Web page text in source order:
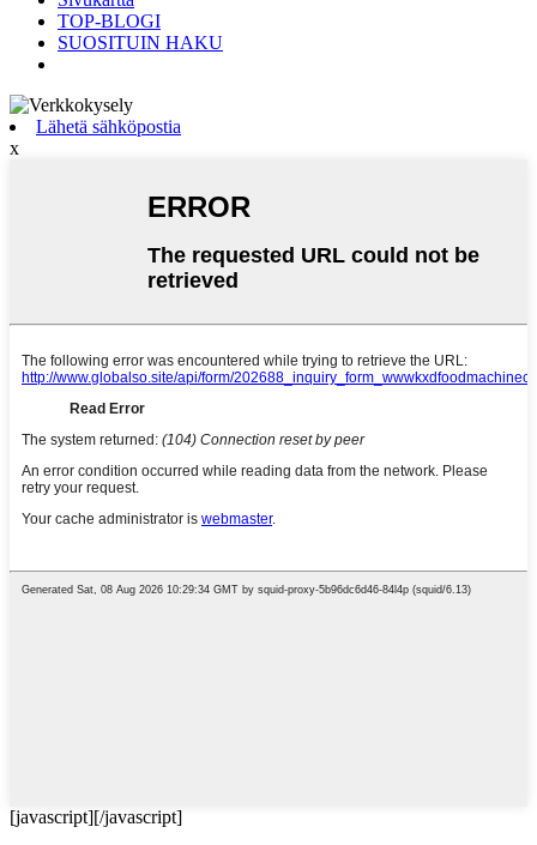
TOP-BLOGI
SUOSITUIN HAKU
Lähetä sähköpostia
x
[javascript][/javascript]